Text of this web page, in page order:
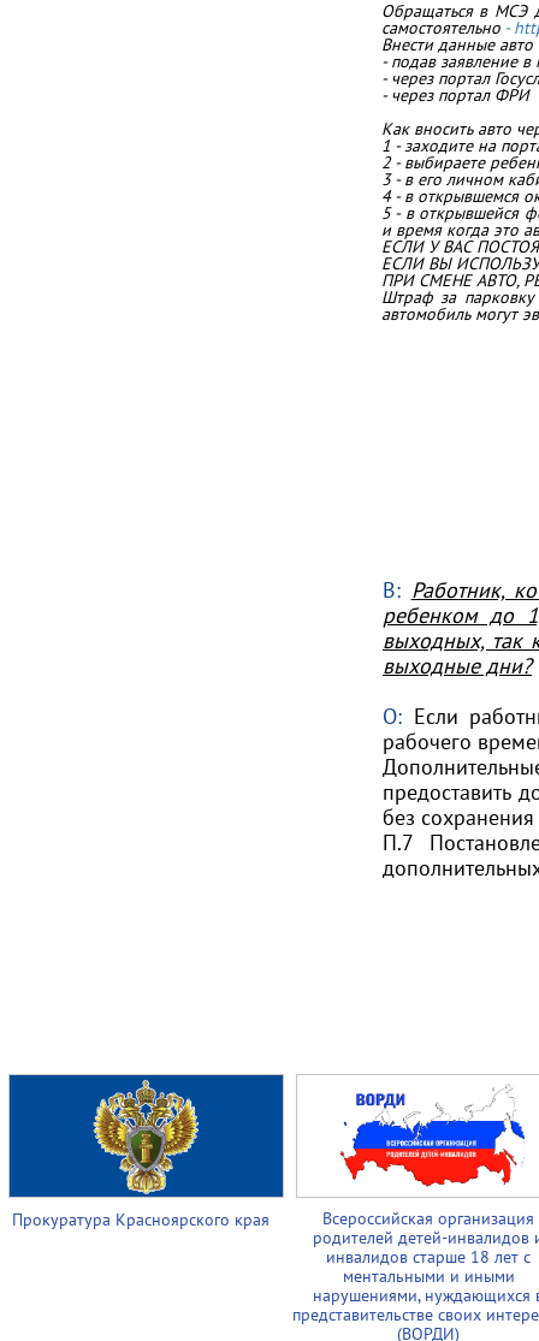
Обращаться в МСЭ
самостоятельно -
Внести данные
- подав заявление
- через портал
- через портал ФРИ
Как вносить авто
1 - заходите на
2 - выбираете
3 - в его личном
4 - в открывшемся
5 - в открывшейся
и время когда это
ЕСЛИ У ВАС
ЕСЛИ ВЫ
ПРИ СМЕНЕ АВТО,
Штраф за
автомобиль могут
В: Работник,
ребенком до
выходных, так
выходные дни?
О: Если
рабочего
предоставить
без
П.7
Всероссийская организация
родителей детей-инвалидов
инвалидов старше 18 лет с
ментальными и иными
нарушениями, нуждающихся
представительстве своих
(ВОРДИ)
Прокуратура Красноярского края